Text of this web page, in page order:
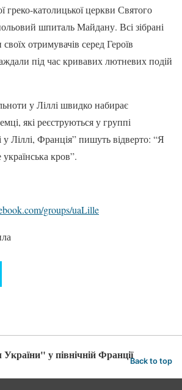
греко-католицької церкви Святого
шпиталь Майдану. Всі зібрані
отримувачів серед Героїв
під час кривавих лютневих подій
у Ліллі швидко набирає
які реєструються у группі
Ліллі, Франція” пишуть відверто: “Я
кров”.
groups/uaLille
у північній ФранціїBack to top